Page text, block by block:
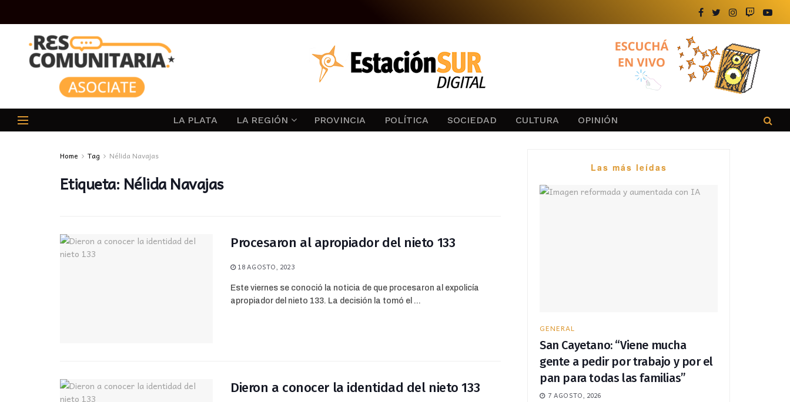
LA PLATA LA REGIÓN PROVINCIA POLÍTICA SOCIEDAD CULTURA OPINIÓN
Home Tag Nélida Navajas
Etiqueta:Nélida Navajas
Procesaron al apropiador del nieto 133
18 AGOSTO, 2023
Este viernes se conoció la noticia de que procesaron al expolicía
apropiador del nieto 133. La decisión la tomó el ...
Dieron a conocer la identidad del nieto 133
Las más leídas
GENERAL
San Cayetano: “Viene mucha
gente a pedir por trabajo y por el
pan para todas las familias”
7 AGOSTO, 2026